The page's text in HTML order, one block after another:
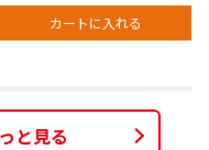
カートに入れる
と見る